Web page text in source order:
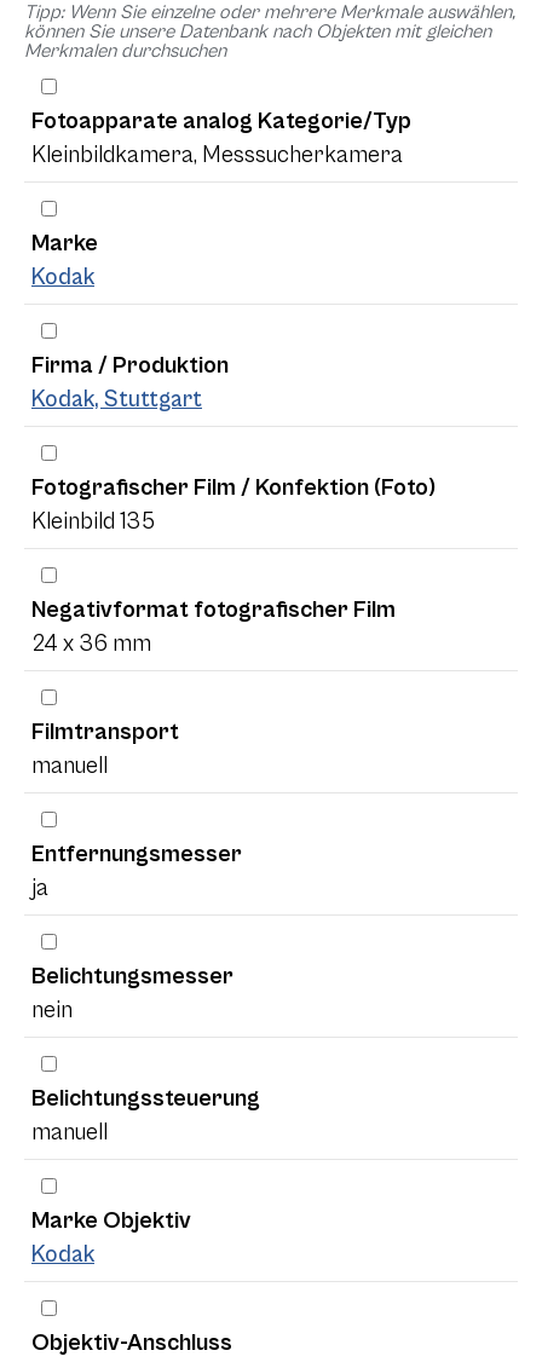
Tipp: Wenn Sie einzelne oder mehrere Merkmale auswählen,
können Sie unsere Datenbank nach Objekten mit gleichen
Merkmalen durchsuchen
Fotoapparate analog Kategorie/Typ
Kleinbildkamera, Messsucherkamera
Marke
Kodak
Firma / Produktion
Kodak, Stuttgart
Fotografischer Film / Konfektion (Foto)
Kleinbild 135
Negativformat fotografischer Film
24 x 36 mm
Filmtransport
manuell
Entfernungsmesser
ja
Belichtungsmesser
nein
Belichtungssteuerung
manuell
Marke Objektiv
Kodak
Objektiv-Anschluss